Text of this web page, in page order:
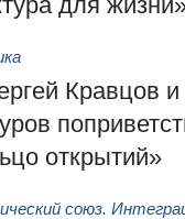
Кравцов и
открытий»
союз.